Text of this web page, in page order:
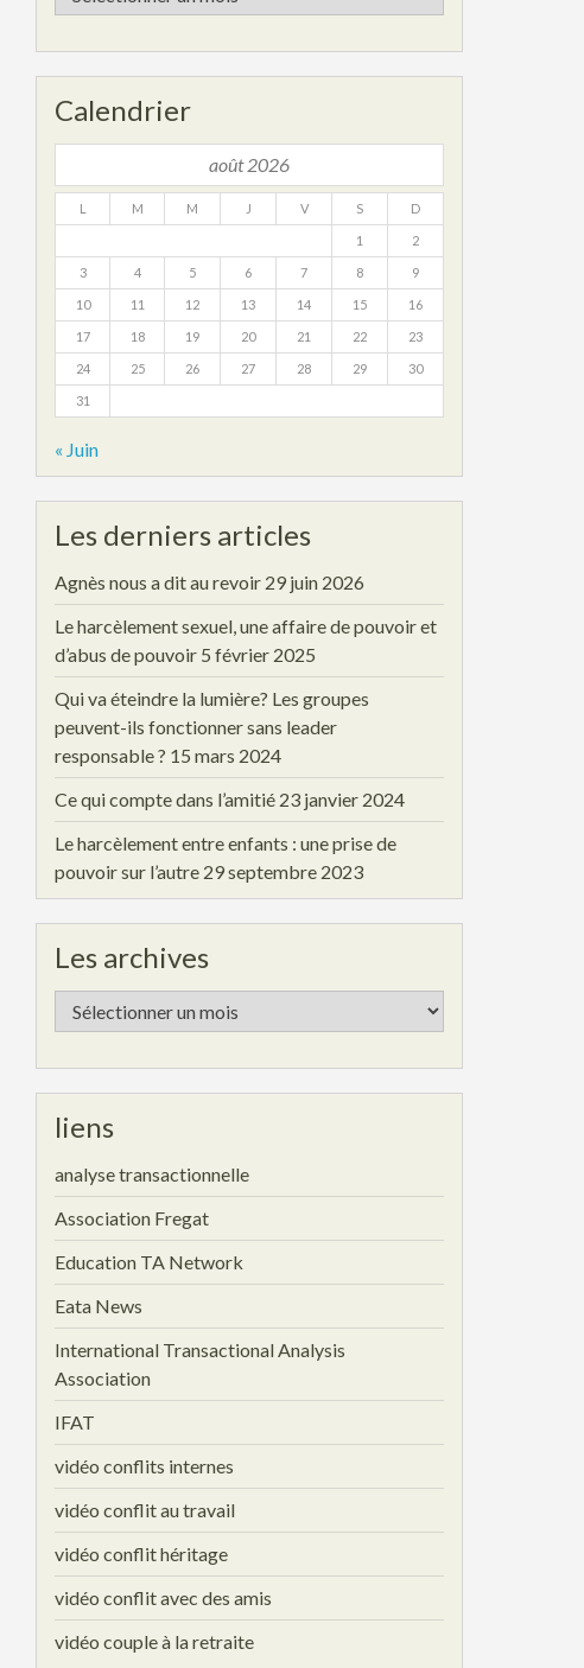
archives
Calendrier
août 2026
L M M J V S D
1 2
3 4 5 6 7 8 9
10 11 12 13 14 15 16
17 18 19 20 21 22 23
24 25 26 27 28 29 30
31
« Juin
Les derniers articles
Agnès nous a dit au revoir 29 juin 2026
Le harcèlement sexuel, une affaire de pouvoir et
d’abus de pouvoir 5 février 2025
Qui va éteindre la lumière? Les groupes
peuvent-ils fonctionner sans leader
responsable ? 15 mars 2024
Ce qui compte dans l’amitié 23 janvier 2024
Le harcèlement entre enfants : une prise de
pouvoir sur l’autre 29 septembre 2023
Les archives
Les
archives
liens
analyse transactionnelle
Association Fregat
Education TA Network
Eata News
International Transactional Analysis
Association
IFAT
vidéo conflits internes
vidéo conflit au travail
vidéo conflit héritage
vidéo conflit avec des amis
vidéo couple à la retraite